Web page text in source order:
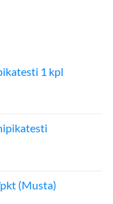
1 kpl
(Musta)